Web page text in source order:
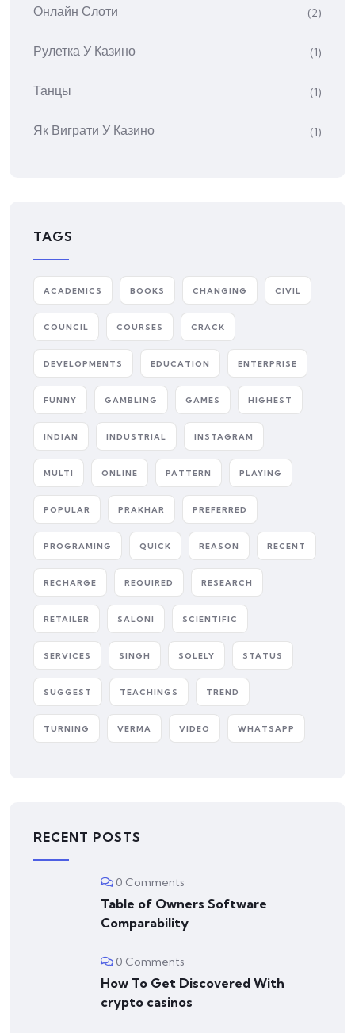
Онлайн Слоти (2)
Рулетка У Казино (1)
Танцы (1)
Як Виграти У Казино (1)
TAGS
ACADEMICS BOOKS CHANGING CIVIL
COUNCIL COURSES CRACK
DEVELOPMENTS EDUCATION ENTERPRISE
FUNNY GAMBLING GAMES HIGHEST
INDIAN INDUSTRIAL INSTAGRAM
MULTI ONLINE PATTERN PLAYING
POPULAR PRAKHAR PREFERRED
PROGRAMING QUICK REASON RECENT
RECHARGE REQUIRED RESEARCH
RETAILER SALONI SCIENTIFIC
SERVICES SINGH SOLELY STATUS
SUGGEST TEACHINGS TREND
TURNING VERMA VIDEO WHATSAPP
RECENT POSTS
0 Comments
Table of Owners Software
Comparability
0 Comments
How To Get Discovered With
crypto casinos